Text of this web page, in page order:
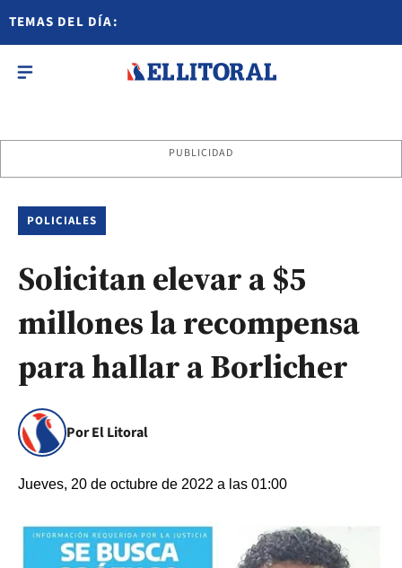
TEMAS DEL DÍA:
PUBLICIDAD
POLICIALES
Solicitan elevar a $5
millones la recompensa
para hallar a Borlicher
Por El Litoral
Jueves, 20 de octubre de 2022 a las 01:00